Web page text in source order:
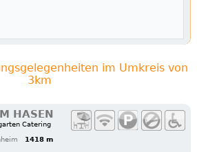
im Umkreis von
3km
HASEN
Catering
1418 m